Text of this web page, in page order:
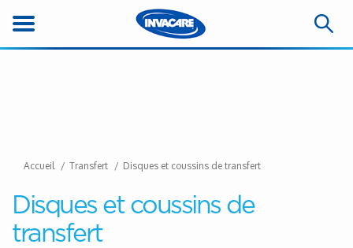
Accueil Transfert Disques et coussins de transfert
Disques et coussins de
transfert